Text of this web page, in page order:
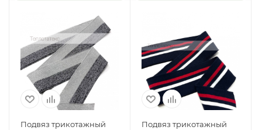
Подвяз трикотажный
Подвяз трикотажный